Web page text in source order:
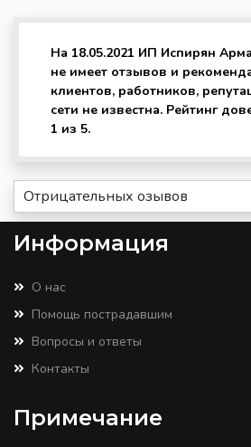
На 18.05.2021 ИП Испирян
не имеет отзывов и
клиентов, работников,
сети не известна. Рейтинг
1 из 5.
Отрицательных озывов
Информация
О нас
Помощь пострадавшим
Вопросы и ответы
Контакты
Примечание